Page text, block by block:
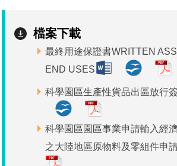
徵才公告
招標資訊
園區電子看板專區
大事紀
局長小檔案
局長電子信箱
機關組織
組織法
組織架構
組織職掌
管理局位置
施政主軸
年度工作展望
國家科學及技術委員會重大政策
廉政園地
工作職掌與聯絡管道
廉政反貪、防貪專區
獲獎記錄
檔案應用專區
簡介
競爭優勢
土地規劃
水電供應
園區土地廠房宿舍出租資訊
高雄園區
簡介
競爭優勢
土地規劃
水電供應
橋頭園區
簡介
競爭優勢
土地規劃
新設園區
交通資訊
機構及廠商名錄
廠商服務
申請流程及表單
入區申辦流程
申辦案件處理時限
投資業務
相關費用
園區事業管理費
土地及廠房租賃
科學園區廠商服務網
園區課程及獎補助計畫
檔案下載
最終用途保證書WRITTEN
END USES
科學園區生產性貨品出區放行
科學園區園區事業申請輸入經
之大陸地區原物料及零組件申